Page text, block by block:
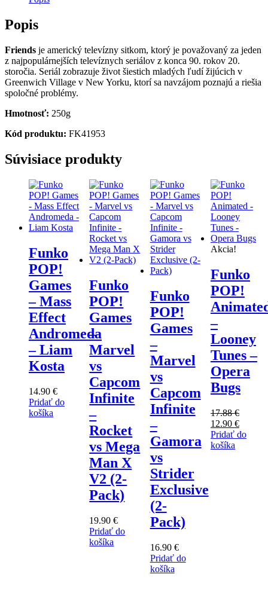
Popis
Friends je americký televízny sitkom, ktorý je považovaný za jeden
z najpopulárnejších televíznych seriálov z konca 90. rokov 20.
storočia. Seriál zobrazuje život šiestich mladých ľudí žijúcich v
Greenwich Village v New Yorku, ktorí sa navzájom poznajú a riešia
spoločné problémy.
Hmotnosť: 250g
Kód produktu: FK41953
Súvisiace produkty
Funko
POP!
Games
– Mass
Effect
Andromeda
– Liam
Kosta
14.90 €
Pridať do
košíka
Funko
POP!
Games
–
Marvel
vs
Capcom
Infinite
–
Rocket
vs Mega
Man X
V2 (2-
Pack)
19.90€
Pridať do
košíka
Funko
POP!
Games
–
Marvel
vs
Capcom
Infinite
–
Gamora
vs
Strider
Exclusive
(2-
Pack)
16.90 €
Pridať do
košíka
Akcia!
Funko
POP!
–
Looney
Tunes –
Opera
Bugs
17.88€
Pôvodná
cena
bola:
12.90 €
cena
Pridať do
košíka